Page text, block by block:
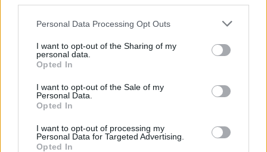
Please note that this website/app uses one or more Google
not limited to your visit or usage behaviour. You may click to
grant or deny consent to Google and its third-party tags to
use your data for below specified purposes in below Google
consent section.
Personal Data Processing Opt Outs
I want to opt-out of the Sharing of my
personal data.
Opted In
I want to opt-out of the Sale of my
Personal Data.
Opted In
I want to opt-out of processing my
Personal Data for Targeted Advertising.
Opted In